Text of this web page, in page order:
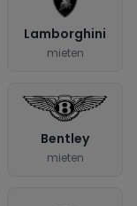
Lamborghini
mieten
Bentley
mieten